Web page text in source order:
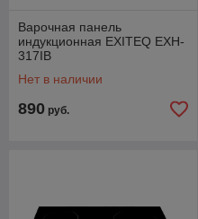
Варочная панель
индукционная EXITEQ EXH-
317IB
Нет в наличии
890 руб.